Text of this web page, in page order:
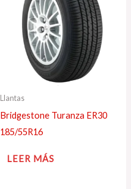
Llantas
Bridgestone Turanza ER30
185/55R16
LEER MÁS